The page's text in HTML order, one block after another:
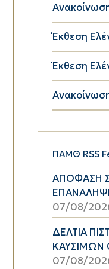
Έκθεση
Έκθεση
ΠΑΜΘ RSS
ΑΠΟΦΑΣΗ
07/08/
ΔΕΛΤΙΑ
ΚΑΥΣΙΜΩΝ
07/08/